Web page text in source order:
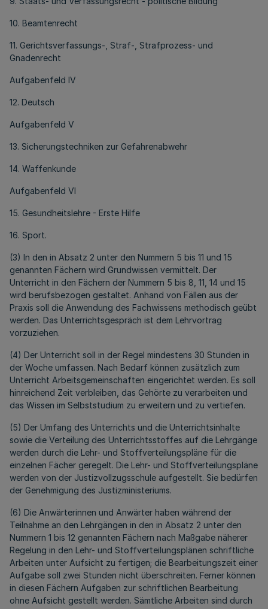
10. Beamtenrecht
11. Gerichtsverfassungs-, Straf-, Strafprozess- und
Gnadenrecht
Aufgabenfeld IV
12. Deutsch
Aufgabenfeld V
13. Sicherungstechniken zur Gefahrenabwehr
14. Waffenkunde
Aufgabenfeld VI
15. Gesundheitslehre - Erste Hilfe
16. Sport.
(3) In den in Absatz 2 unter den Nummern 5 bis 11 und 15
genannten Fächern wird Grundwissen vermittelt. Der
Unterricht in den Fächern der Nummern 5 bis 8, 11, 14 und 15
wird berufsbezogen gestaltet. Anhand von Fällen aus der
Praxis soll die Anwendung des Fachwissens methodisch geübt
werden. Das Unterrichtsgespräch ist dem Lehrvortrag
vorzuziehen.
(4) Der Unterricht soll in der Regel mindestens 30 Stunden in
der Woche umfassen. Nach Bedarf können zusätzlich zum
Unterricht Arbeitsgemeinschaften eingerichtet werden. Es soll
hinreichend Zeit verbleiben, das Gehörte zu verarbeiten und
das Wissen im Selbststudium zu erweitern und zu vertiefen.
(5) Der Umfang des Unterrichts und die Unterrichtsinhalte
sowie die Verteilung des Unterrichtsstoffes auf die Lehrgänge
werden durch die Lehr- und Stoffverteilungspläne für die
einzelnen Fächer geregelt. Die Lehr- und Stoffverteilungspläne
werden von der Justizvollzugsschule aufgestellt. Sie bedürfen
der Genehmigung des Justizministeriums.
(6) Die Anwärterinnen und Anwärter haben während der
Teilnahme an den Lehrgängen in den in Absatz 2 unter den
Nummern 1 bis 12 genannten Fächern nach Maßgabe näherer
Regelung in den Lehr- und Stoffverteilungsplänen schriftliche
Arbeiten unter Aufsicht zu fertigen; die Bearbeitungszeit einer
Aufgabe soll zwei Stunden nicht überschreiten. Ferner können
in diesen Fächern Aufgaben zur schriftlichen Bearbeitung
ohne Aufsicht gestellt werden. Sämtliche Arbeiten sind durch